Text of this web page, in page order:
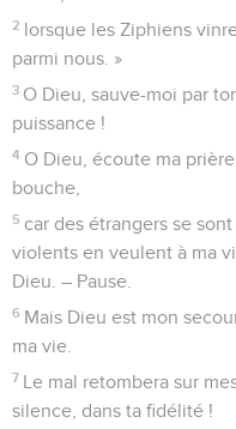
2 lorsque les Ziphiens
parmi nous. »
3 O Dieu, sauve-moi par
puissance !
4 O Dieu, écoute ma
bouche,
5 car des étrangers se
violents en veulent à ma
Dieu. – Pause.
6 Mais Dieu est mon
ma vie.
7 Le mal retombera sur
silence, dans ta fidélité !